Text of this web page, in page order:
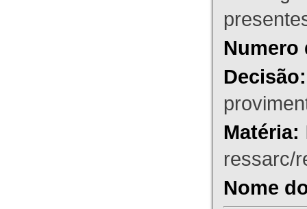
Numero
Decisão:
Matéria:
ressarc/
Nome